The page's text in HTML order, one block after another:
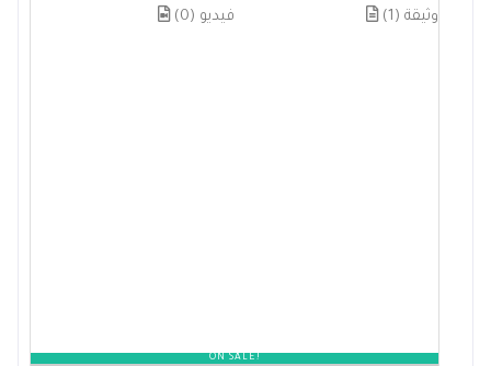
(0) فيديو (1) وثيقة
ON SALE!